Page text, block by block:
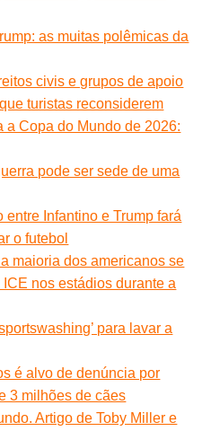
as muitas polêmicas da
civis e grupos de apoio
turistas reconsiderem
a Copa do Mundo de 2026:
pode ser sede de uma
entre Infantino e Trump fará
o futebol
maioria dos americanos se
nos estádios durante a
para lavar a
é alvo de denúncia por
3 milhões de cães
Artigo de Toby Miller e